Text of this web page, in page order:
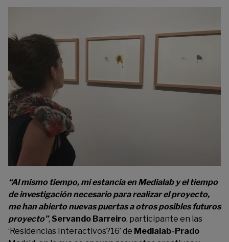
“Al mismo tiempo, mi estancia en Medialab y el tiempo
de investigación necesario para realizar el proyecto,
me han abierto nuevas puertas a otros posibles futuros
proyecto”, Servando Barreiro, participante en las
‘Residencias Interactivos?16’ de Medialab-Prado